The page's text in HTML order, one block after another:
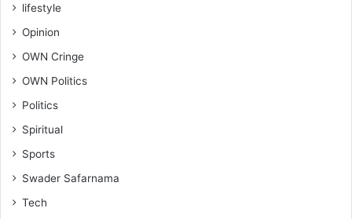
lifestyle
Opinion
OWN Cringe
OWN Politics
Politics
Spiritual
Sports
Swader Safarnama
Tech